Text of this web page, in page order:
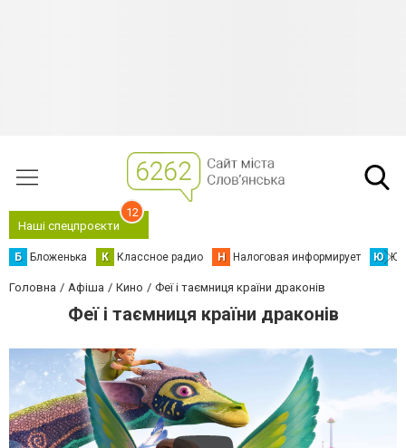
Наші спецпроєкти
12
Б Бложенька К Классное радио Н Налоговая информирует Ю
Головна Афіша Кино Феї і таємниця країни драконів
Феї і таємниця країни драконів